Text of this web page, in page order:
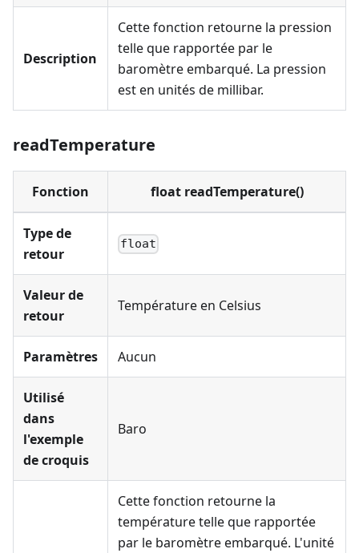
Description
Cette fonction retourne la pression
telle que rapportée par le
baromètre embarqué. La pression
est en unités de millibar.
readTemperature
Fonction float readTemperature()
Type de
retour
float
Valeur de
retour
Température en Celsius
Paramètres Aucun
Utilisé
dans
l'exemple
de croquis
Baro
Cette fonction retourne la
température telle que rapportée
par le baromètre embarqué. L'unité